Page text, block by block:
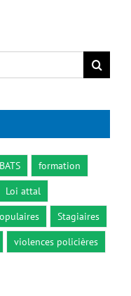
formation
Loi attal
Stagiaires
violences policières